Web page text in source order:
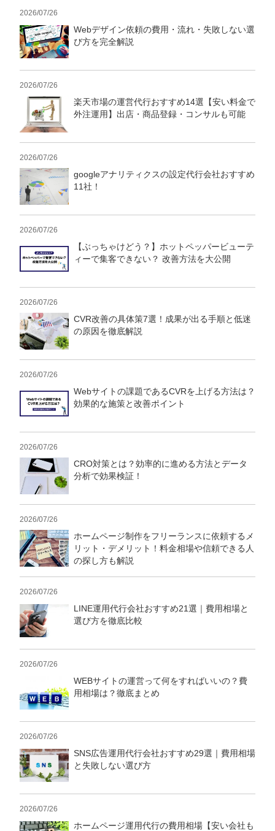
2026/07/26
Webデザイン依頼の費用・流れ・失敗しない選
び方を完全解説
2026/07/26
楽天市場の運営代行おすすめ14選【安い料金で
外注運用】出店・商品登録・コンサルも可能
2026/07/26
googleアナリティクスの設定代行会社おすすめ
11社！
2026/07/26
【ぶっちゃけどう？】ホットペッパービューテ
ィーで集客できない？ 改善方法を大公開
2026/07/26
CVR改善の具体策7選！成果が出る手順と低迷
の原因を徹底解説
2026/07/26
Webサイトの課題であるCVRを上げる方法は？
効果的な施策と改善ポイント
2026/07/26
CRO対策とは？効率的に進める方法とデータ
分析で効果検証！
2026/07/26
ホームページ制作をフリーランスに依頼するメ
リット・デメリット！料金相場や信頼できる人
の探し方も解説
2026/07/26
LINE運用代行会社おすすめ21選｜費用相場と
選び方を徹底比較
2026/07/26
WEBサイトの運営って何をすればいいの？費
用相場は？徹底まとめ
2026/07/26
SNS広告運用代行会社おすすめ29選｜費用相場
と失敗しない選び方
2026/07/26
ホームページ運用代行の費用相場【安い会社も